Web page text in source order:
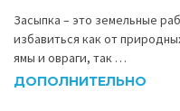
Засыпка – это земельные
избавиться как от
ямы и овраги, так …
ДОПОЛНИТЕЛЬНО